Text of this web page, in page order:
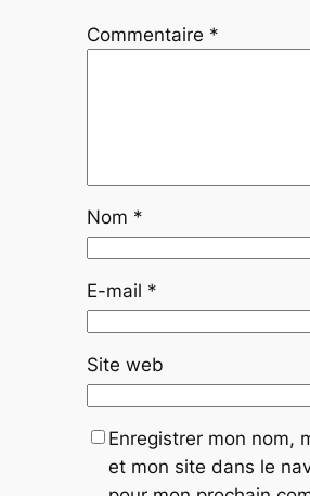
Commentaire *
Nom *
E-mail *
Site web
Enregistrer mon nom,
et mon site dans le